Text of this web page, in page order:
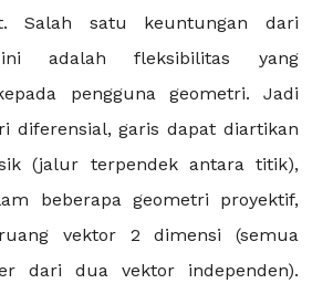
Salah satu keuntungan dari
ini adalah fleksibilitas yang
pengguna geometri. Jadi
diferensial, garis dapat diartikan
(jalur terpendek antara titik),
beberapa geometri proyektif,
vektor 2 dimensi (semua
dari dua vektor independen).